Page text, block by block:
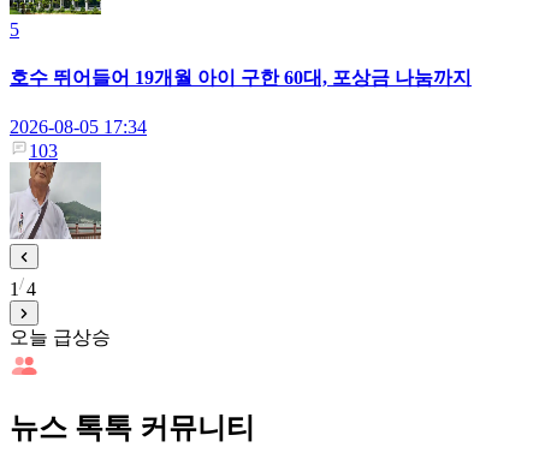
5
호수 뛰어들어 19개월 아이 구한 60대, 포상금 나눔까지
2026-08-05 17:34
103
1 4
오늘 급상승
뉴스 톡톡 커뮤니티